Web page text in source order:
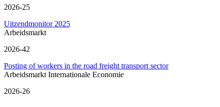
2026-25
Uitzendmonitor 2025
Arbeidsmarkt
2026-42
Posting of workers in the road freight transport sector
Arbeidsmarkt Internationale Economie
2026-26